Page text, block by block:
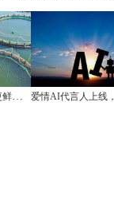
无人机牧渔 “活鲜”更鲜活（新场景里看活力）